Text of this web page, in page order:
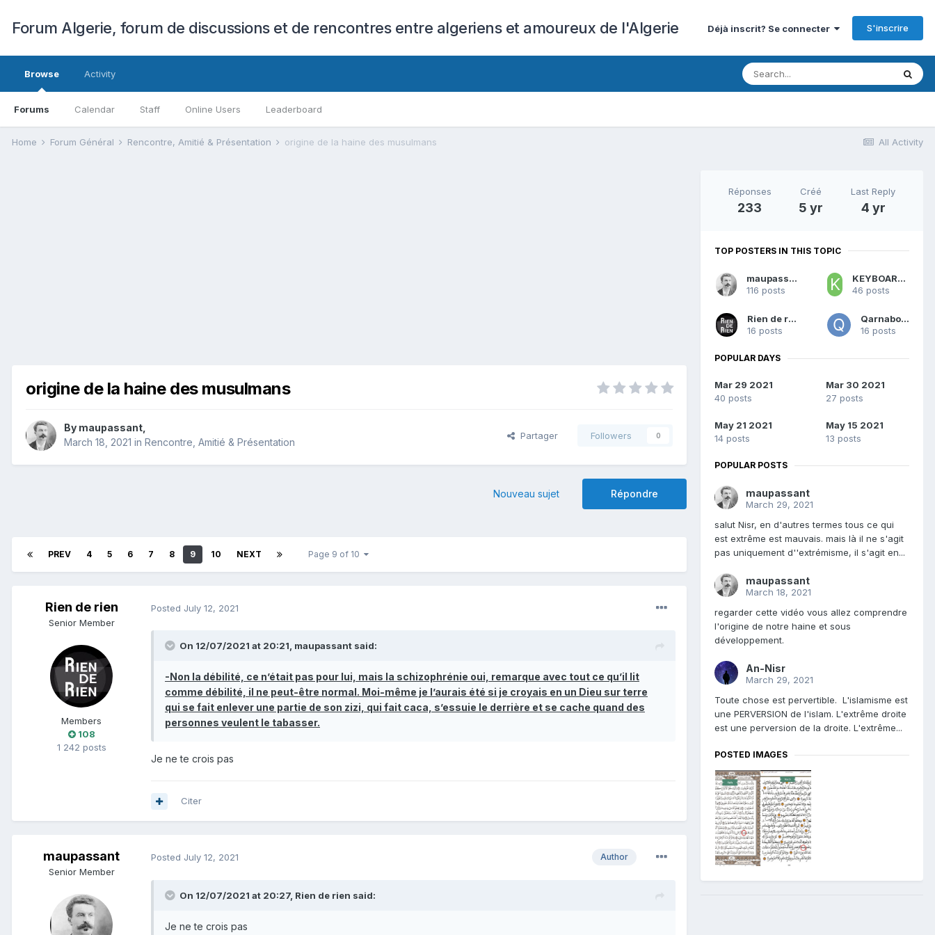
Forum Algerie, forum de discussions et de rencontres entre algeriens et amoureux de l'Algerie Déjà inscrit? Se connecter S'inscrire
Browse
Forums Calendar Staff Online Users Leaderboard
Activity
All Activity
Home Forum Général Rencontre, Amitié & Présentation origine de la haine des musulmans
origine de la haine des musulmans
By maupassant
March 18, 2021 in Rencontre, Amitié & Présentation
Partager Followers 0
Répondre
Nouveau sujet
PREV 4 5 6 7 8 9 10 NEXT Page 9 of 10
Rien de rien
Senior Member
Members
108
1 242 posts
Posted July 12, 2021
On 12/07/2021 at 20:21, maupassant said:
-Non la débilité, ce n’était pas pour lui, mais la schizophrénie oui, remarque avec tout ce qu’il lit
comme débilité, il ne peut-être normal. Moi-même je l’aurais été si je croyais en un Dieu sur terre
qui se fait enlever une partie de son zizi, qui fait caca, s’essuie le derrière et se cache quand des
personnes veulent le tabasser.
Je ne te crois pas
Citer
maupassant
Senior Member
Author
Posted July 12, 2021
On 12/07/2021 at 20:27, Rien de rien said:
Je ne te crois pas
Réponses
233
Créé
5 yr
Last Reply
4 yr
TOP POSTERS IN THIS TOPIC
maupassant
116 posts
KEYBOARDZAPPER
46 posts
Rien de rien
16 posts
Qarnabote
16 posts
POPULAR DAYS
Mar 29 2021
40 posts
Mar 30 2021
27 posts
May 21 2021
14 posts
May 15 2021
13 posts
POPULAR POSTS
maupassant
March 29, 2021
salut Nisr, en d'autres termes tous ce qui
est extrême est mauvais. mais là il ne s'agit
pas uniquement d''extrémisme, il s'agit en...
maupassant
March 18, 2021
regarder cette vidéo vous allez comprendre
l'origine de notre haine et sous
développement.
An-Nisr
March 29, 2021
Toute chose est pervertible. L'islamisme est
une PERVERSION de l'islam. L'extrême droite
est une perversion de la droite. L'extrême...
POSTED IMAGES